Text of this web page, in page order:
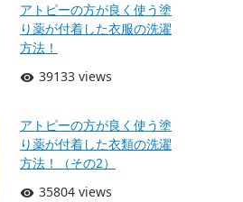
アトピーの方が良く使う塗
り薬が付着した衣服の洗濯
方法！
39133 views
アトピーの方が良く使う塗
り薬が付着した衣類の洗濯
方法！（その2）
35804 views